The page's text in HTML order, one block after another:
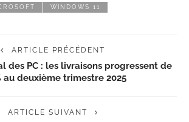
WINDOWS 11
ARTICLE PRÉCÉDENT
des PC : les livraisons progressent de
au deuxième trimestre 2025
ARTICLE SUIVANT